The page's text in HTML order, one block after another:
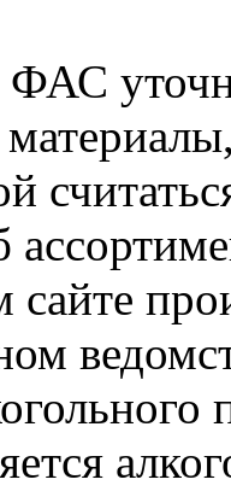
сайте